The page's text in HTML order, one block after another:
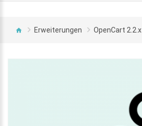
Erweiterungen OpenCart 2.2.x